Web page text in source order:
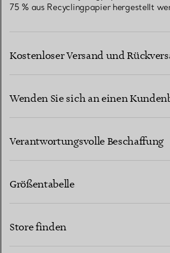
75 % aus Recyclingpapier hergestellt
Kostenloser Versand und
Wenden Sie sich an einen
Verantwortungsvolle Beschaffung
Größentabelle
Store finden